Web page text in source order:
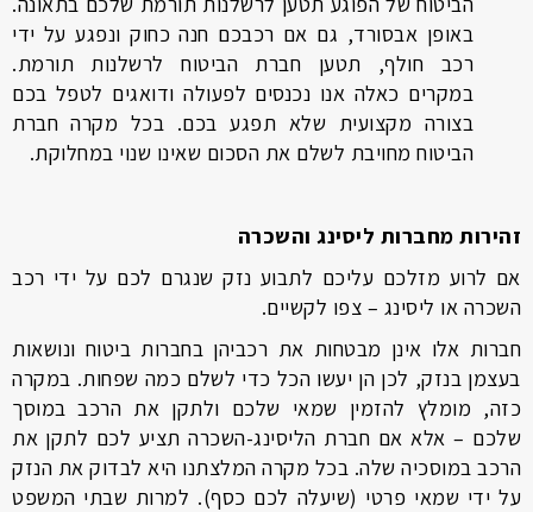
באופן אבסורד, גם אם רכבכם חנה כחוק ונפגע על ידי
רכב חולף, תטען חברת הביטוח לרשלנות תורמת.
במקרים כאלה אנו נכנסים לפעולה ודואגים לטפל בכם
בצורה מקצועית שלא תפגע בכם. בכל מקרה חברת
הביטוח מחויבת לשלם את הסכום שאינו שנוי במחלוקת.
זהירות מחברות ליסינג והשכרה
אם לרוע מזלכם עליכם לתבוע נזק שנגרם לכם על ידי רכב
השכרה או ליסינג – צפו לקשיים.
חברות אלו אינן מבטחות את רכביהן בחברות ביטוח ונושאות
בעצמן בנזק, לכן הן יעשו הכל כדי לשלם כמה שפחות. במקרה
כזה, מומלץ להזמין שמאי שלכם ולתקן את הרכב במוסך
שלכם – אלא אם חברת הליסינג-השכרה תציע לכם לתקן את
הרכב במוסכיה שלה. בכל מקרה המלצתנו היא לבדוק את הנזק
על ידי שמאי פרטי (שיעלה לכם כסף). למרות שבתי המשפט